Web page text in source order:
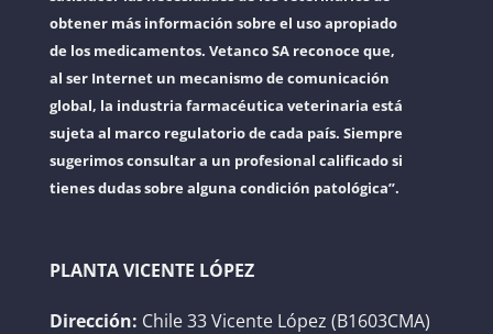
obtener más información sobre el uso apropiado
de los medicamentos. Vetanco SA reconoce que,
al ser Internet un mecanismo de comunicación
global, la industria farmacéutica veterinaria está
sujeta al marco regulatorio de cada país. Siempre
sugerimos consultar a un profesional calificado si
tienes dudas sobre alguna condición patológica”.
PLANTA VICENTE LÓPEZ
Dirección: Chile 33 Vicente López (B1603CMA)